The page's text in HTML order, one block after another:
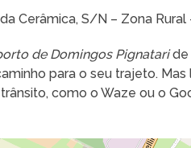
Cerâmica, S/N – Zona Rural
de Domingos Pignataride
para o seu trajeto.
como o Waze ou o